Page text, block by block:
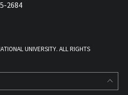
2684
UNIVERSITY. ALL RIGHTS